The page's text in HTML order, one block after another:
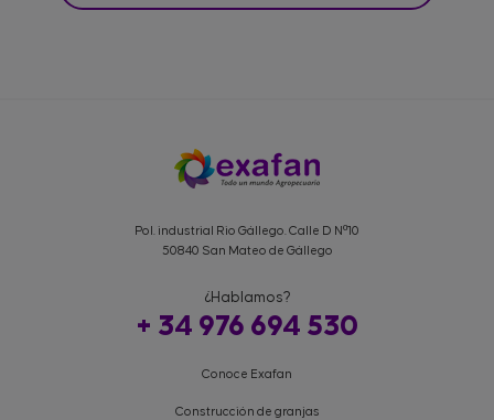
Pol. industrial Rio Gállego. Calle D Nº10
50840 San Mateo de Gállego
¿Hablamos?
+ 34 976 694 530
Conoce Exafan
Construcción de granjas